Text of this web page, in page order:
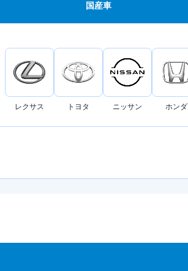
国産車
レクサス トヨタ ニッサン ホンダ